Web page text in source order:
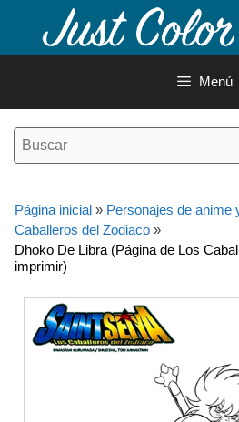
contenido
Menú
Página inicial » Personajes de anime
Caballeros del Zodiaco »
Dhoko De Libra (Página de Los
imprimir)